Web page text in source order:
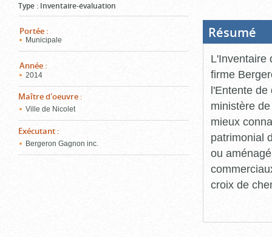
Type : Inventaire-évaluation
Portée :
Municipale
Année :
2014
Maître d'oeuvre :
Ville de Nicolet
Exécutant :
Bergeron Gagnon inc.
Résumé
L'Inventaire
firme
l'Entente de
ministère
mieux
patrimonial
ou
croix de